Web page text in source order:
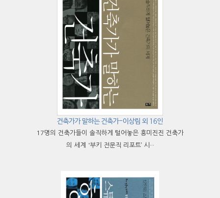
건축가가 말하는 건축가-이상림 외 16인
17명의 건축가들이 솔직하게 털어놓은 흥미진진 건축가
의 세계 '부키 전문직 리포트’ 시···